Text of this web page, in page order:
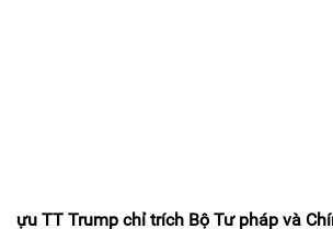
Cựu TT Trump chỉ trích Bộ Tư pháp và